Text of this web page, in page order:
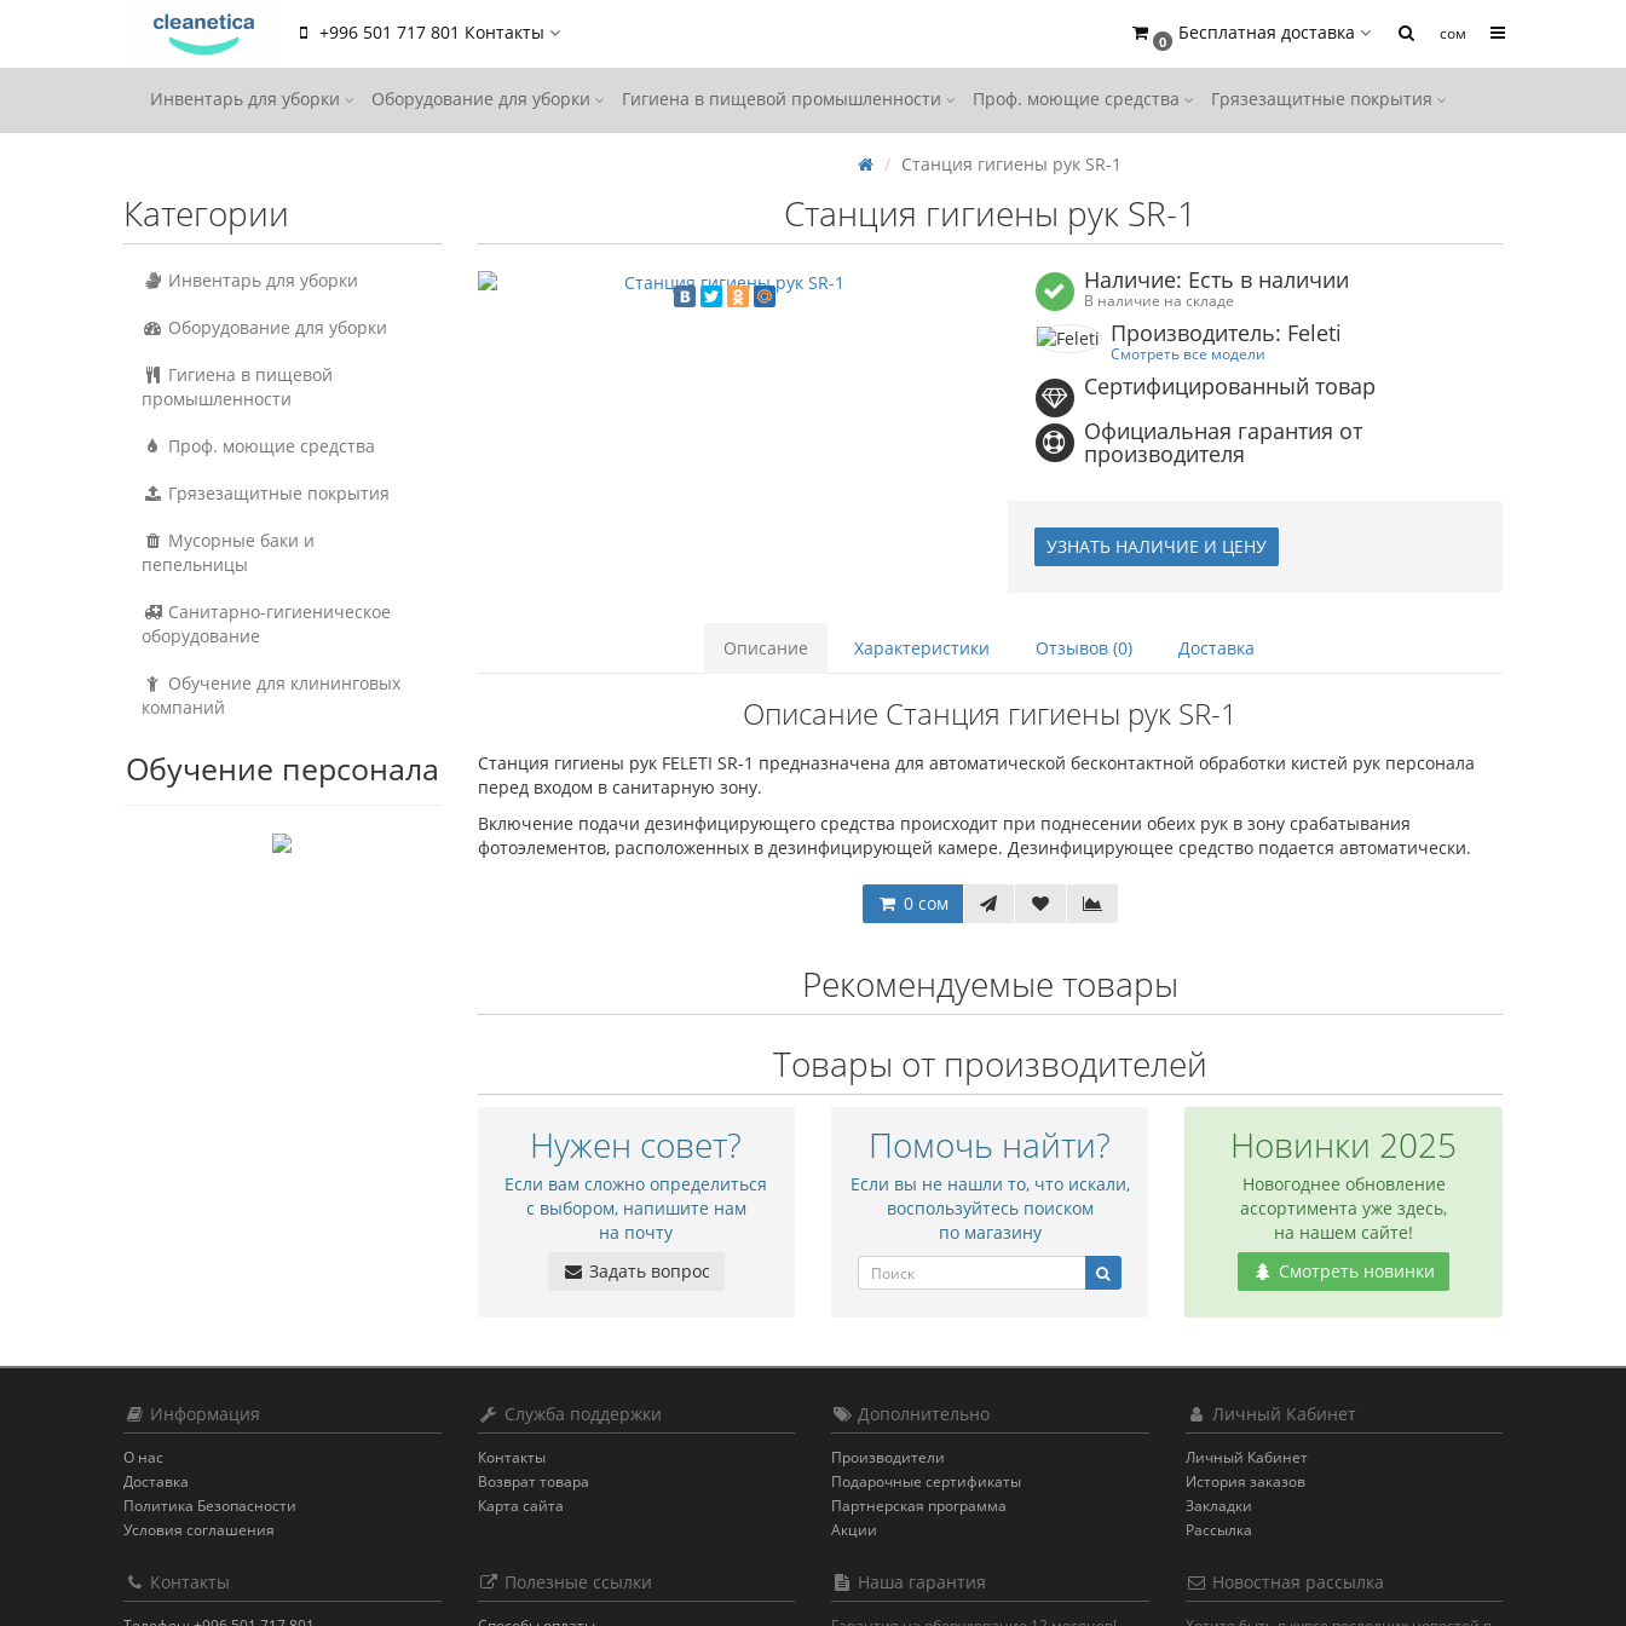
+996 501 717 801 Контакты 0 Бесплатная доставка сом
Инвентарь для уборки Оборудование для уборки Гигиена в пищевой промышленности Проф. моющие средства Грязезащитные покрытия
Категории
Инвентарь для уборки
Оборудование для уборки
Гигиена в пищевой
промышленности
Проф. моющие средства
Грязезащитные покрытия
Мусорные баки и
пепельницы
Санитарно-гигиеническое
оборудование
Обучение для клининговых
компаний
Обучение персонала
Станция гигиены рук SR-1
Станция гигиены рук SR-1
Наличие: Есть в наличии
В наличие на складе
Производитель: Feleti
Смотреть все модели
Сертифицированный товар
Официальная гарантия от
производителя
УЗНАТЬ НАЛИЧИЕ И ЦЕНУ
Описание Характеристики Отзывов (0) Доставка
Описание Станция гигиены рук SR-1
Станция гигиены рук FELETI SR-1 предназначена для автоматической бесконтактной обработки кистей рук персонала
перед входом в санитарную зону.
Включение подачи дезинфицирующего средства происходит при поднесении обеих рук в зону срабатывания
фотоэлементов, расположенных в дезинфицирующей камере. Дезинфицирующее средство подается автоматически.
0 сом
Рекомендуемые товары
Товары от производителей
Нужен совет?
Если вам сложно определиться
с выбором, напишите нам
на почту
Задать вопрос
Помочь найти?
Если вы не нашли то, что искали,
воспользуйтесь поиском
по магазину
Новинки 2025
Новогоднее обновление
ассортимента уже здесь,
на нашем сайте!
Смотреть новинки
Информация
О нас
Доставка
Политика Безопасности
Условия соглашения
Служба поддержки
Контакты
Возврат товара
Карта сайта
Дополнительно
Производители
Подарочные сертификаты
Партнерская программа
Акции
Личный Кабинет
Личный Кабинет
История заказов
Закладки
Рассылка
Контакты Полезные ссылки Наша гарантия Новостная рассылка